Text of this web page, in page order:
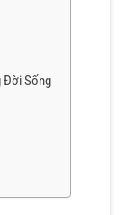
Đời Sống